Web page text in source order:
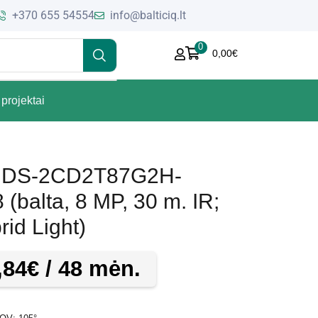
+370 655 54554 info@balticiq.lt
0
0,00€
projektai
2CD2T87G2H-
(balta, 8 MP, 30 m. IR;
Light)
€ / 48 mėn.